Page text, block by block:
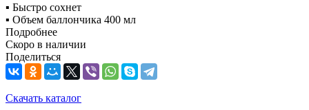
▪️ Быстро сохнет
▪️ Объем баллончика 400 мл
Подробнее
Скоро в наличии
Поделиться
Скачать каталог